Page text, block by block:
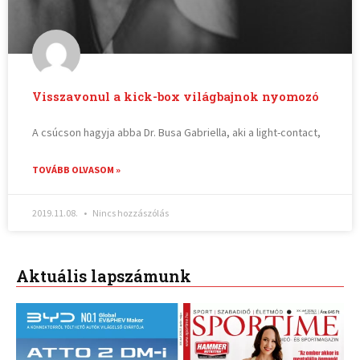
Visszavonul a kick-box világbajnok nyomozó
A csúcson hagyja abba Dr. Busa Gabriella, aki a light-contact,
TOVÁBB OLVASOM »
2019.11.08. Nincs hozzászólás
Aktuális lapszámunk